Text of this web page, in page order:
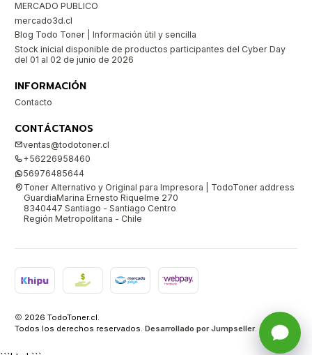
MERCADO PUBLICO
mercado3d.cl
Blog Todo Toner | Información útil y sencilla
Stock inicial disponible de productos participantes del Cyber Day
del 01 al 02 de junio de 2026
INFORMACIÓN
Contacto
CONTÁCTANOS
ventas@todotoner.cl
+56226958460
56976485644
Toner Alternativo y Original para Impresora | TodoToner address
GuardiaMarina Ernesto Riquelme 270
8340447 Santiago - Santiago Centro
Región Metropolitana - Chile
2026 TodoToner.cl.
Todos los derechos reservados. Desarrollado por Jumpseller.